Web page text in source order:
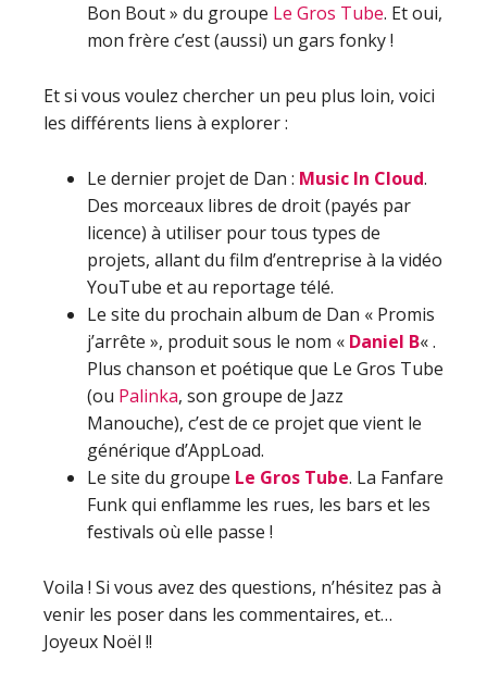
Bon Bout » du groupe Le Gros Tube. Et oui,
mon frère c’est (aussi) un gars fonky !
Et si vous voulez chercher un peu plus loin, voici
les différents liens à explorer :
Le dernier projet de Dan : Music In Cloud.
Des morceaux libres de droit (payés par
licence) à utiliser pour tous types de
projets, allant du film d’entreprise à la vidéo
YouTube et au reportage télé.
Le site du prochain album de Dan « Promis
j’arrête », produit sous le nom « Daniel B« .
Plus chanson et poétique que Le Gros Tube
(ou Palinka, son groupe de Jazz
Manouche), c’est de ce projet que vient le
générique d’AppLoad.
Le site du groupe Le Gros Tube. La Fanfare
Funk qui enflamme les rues, les bars et les
festivals où elle passe !
Voila ! Si vous avez des questions, n’hésitez pas à
venir les poser dans les commentaires, et…
Joyeux Noël !!